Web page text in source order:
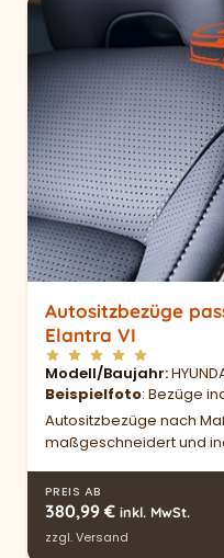
Autositzbezüge
Elantra VI
Modell/Baujahr
Beispielfoto: Bezüge
Autositzbezüge nach
maßgeschneidert und
PREIS AB
380,99 € inkl. MwSt.
zzgl.Versand